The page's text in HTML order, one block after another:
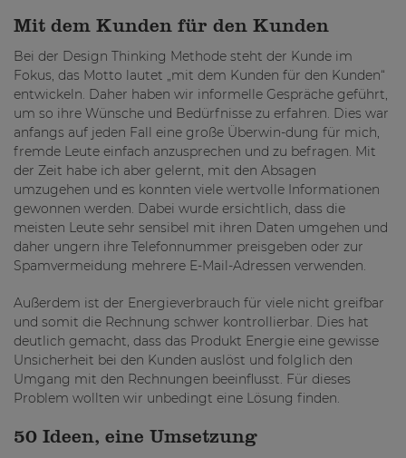
Mit dem Kunden für den Kunden
Bei der Design Thinking Methode steht der Kunde im
Fokus, das Motto lautet „mit dem Kunden für den Kunden“
entwickeln. Daher haben wir informelle Gespräche geführt,
um so ihre Wünsche und Bedürfnisse zu erfahren. Dies war
anfangs auf jeden Fall eine große Überwin-dung für mich,
fremde Leute einfach anzusprechen und zu befragen. Mit
der Zeit habe ich aber gelernt, mit den Absagen
umzugehen und es konnten viele wertvolle Informationen
gewonnen werden. Dabei wurde ersichtlich, dass die
meisten Leute sehr sensibel mit ihren Daten umgehen und
daher ungern ihre Telefonnummer preisgeben oder zur
Spamvermeidung mehrere E-Mail-Adressen verwenden.
Außerdem ist der Energieverbrauch für viele nicht greifbar
und somit die Rechnung schwer kontrollierbar. Dies hat
deutlich gemacht, dass das Produkt Energie eine gewisse
Unsicherheit bei den Kunden auslöst und folglich den
Umgang mit den Rechnungen beeinflusst. Für dieses
Problem wollten wir unbedingt eine Lösung finden.
50 Ideen, eine Umsetzung